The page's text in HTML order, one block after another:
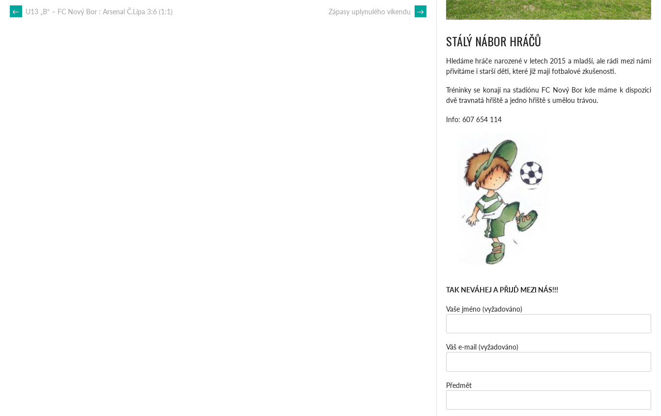
POST
← U13 „B“ – FC Nový Bor : Arsenal Č.Lípa 3:6 (1:1) Zápasy uplynulého víkendu →
STÁLÝ NÁBOR HRÁČŮ
Hledáme hráče narozené v letech 2015 a mladší, ale rádi mezi námi
přivítáme i starší děti, které již mají fotbalové zkušenosti.
Tréninky se konají na stadiónu FC Nový Bor kde máme k dispozici
dvě travnatá hřiště a jedno hřiště s umělou trávou.
Info: 607 654 114
TAK NEVÁHEJ A PŘIJĎ MEZI NÁS!!!
Vaše jméno (vyžadováno)
Váš e-mail (vyžadováno)
Předmět